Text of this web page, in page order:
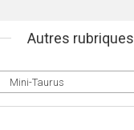
Autres rubriques
Mini-Taurus